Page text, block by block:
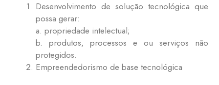
Desenvolvimento de solução tecnológica que
possa gerar:
a. propriedade intelectual;
b. produtos, processos e ou serviços não
protegidos.
Empreendedorismo de base tecnológica